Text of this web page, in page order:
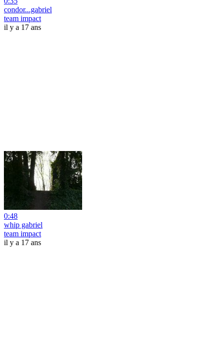
condor...gabriel
team impact
il y a 17 ans
0:48
whip gabriel
team impact
il y a 17 ans